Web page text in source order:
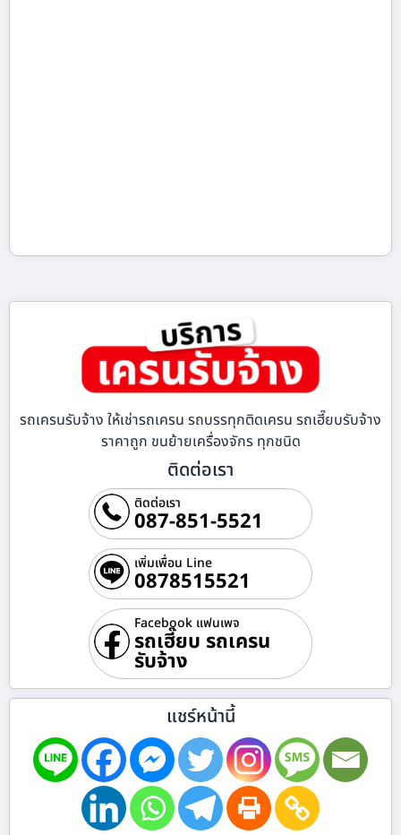
รถเครนรับจ้าง ให้เช่ารถเครน รถบรรทุกติดเครน รถเฮี๊ยบรับจ้าง
ราคาถูก ขนย้ายเครื่องจักร ทุกชนิด
ติดต่อเรา
ติดต่อเรา
087-851-5521
เพิ่มเพื่อน Line
0878515521
Facebook แฟนเพจ
รถเฮี๊ยบ รถเครน
รับจ้าง
แชร์หน้านี้